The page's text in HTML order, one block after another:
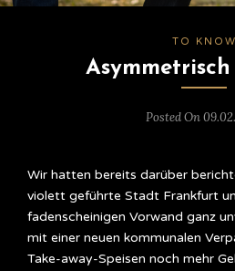
TO KNOW
Posted On
Wir hatten bereits darüber
violett geführte Stadt Frankfurt
fadenscheinigen Vorwand ganz
mit einer neuen kommunalen
Take-away-Speisen noch mehr